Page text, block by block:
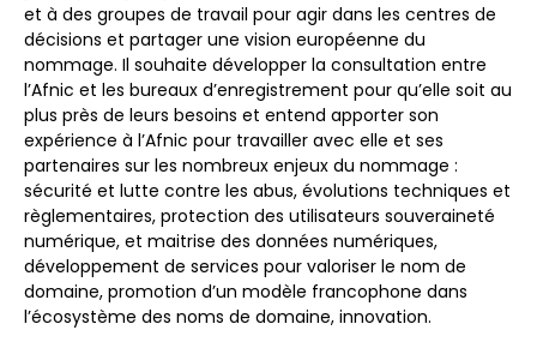
et à des groupes de travail pour agir dans les centres de
décisions et partager une vision européenne du
nommage. Il souhaite développer la consultation entre
l’Afnic et les bureaux d’enregistrement pour qu’elle soit au
plus près de leurs besoins et entend apporter son
expérience à l’Afnic pour travailler avec elle et ses
partenaires sur les nombreux enjeux du nommage :
sécurité et lutte contre les abus, évolutions techniques et
règlementaires, protection des utilisateurs souveraineté
numérique, et maitrise des données numériques,
développement de services pour valoriser le nom de
domaine, promotion d’un modèle francophone dans
l’écosystème des noms de domaine, innovation.